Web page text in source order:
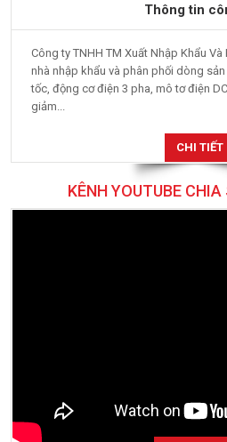
Thông tin
Công ty TNHH TM Xuất Nhập Khẩu
nhà nhập khẩu và phân phối dòng
tốc, động cơ điện 3 pha, mô tơ điện
giảm...
CHI TIẾT
KÊNH YOUTUBE